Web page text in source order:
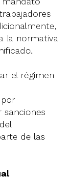
la normativa
el régimen
sanciones
de las